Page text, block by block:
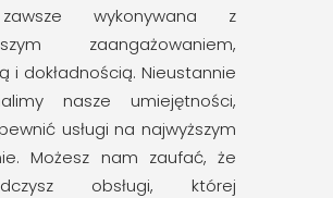
wykonywana z
zaangażowaniem,
i dokładnością. Nieustannie
nasze umiejętności,
usługi na najwyższym
Możesz nam zaufać, że
obsługi, której